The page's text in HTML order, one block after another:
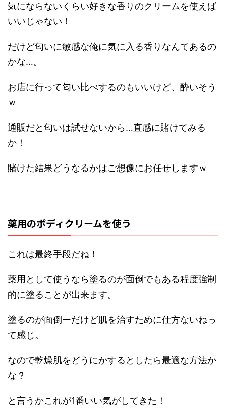
気にならないくらい好きな香りのクリームを使えば
いいじゃない！
だけど匂いに敏感な俺に気に入る香りなんてあるの
かな…。
お店に行って匂い比べするのもいいけど、酔いそう
ｗ
通販だと匂いは試せないから…直感に賭けてみる
か！
賭けた結果どうなるかはご想像にお任せしますｗ
薬用のボディクリームを使う
これは最終手段だね！
薬用として使うなら塗るのが面倒でもある程度強制
的に塗ることが出来ます。
塗るのが面倒ーだけど肌を治すために仕方ないねっ
て感じ。
なので乾燥肌をどうにかするとしたら最適な方法か
な？
と言うかこれが1番いい気がしてきた！